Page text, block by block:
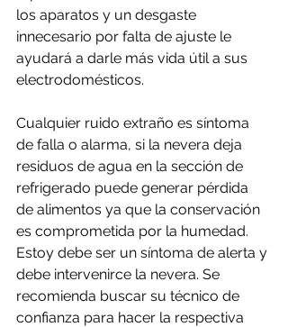
los aparatos y un desgaste
innecesario por falta de ajuste le
ayudará a darle más vida útil a sus
electrodomésticos.
Cualquier ruido extraño es síntoma
de falla o alarma, si la nevera deja
residuos de agua en la sección de
refrigerado puede generar pérdida
de alimentos ya que la conservación
es comprometida por la humedad.
Estoy debe ser un síntoma de alerta y
debe intervenirce la nevera. Se
recomienda buscar su técnico de
confianza para hacer la respectiva